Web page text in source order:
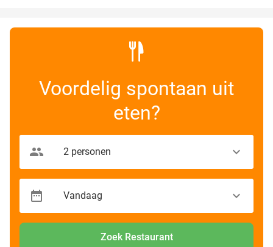
Voordelig spontaan uit
eten?
Zoek Restaurant